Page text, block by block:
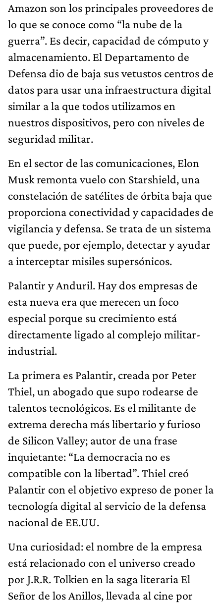
Amazon son los principales proveedores de
lo que se conoce como “la nube de la
guerra”. Es decir, capacidad de cómputo y
almacenamiento. El Departamento de
Defensa dio de baja sus vetustos centros de
datos para usar una infraestructura digital
similar a la que todos utilizamos en
nuestros dispositivos, pero con niveles de
seguridad militar.
En el sector de las comunicaciones, Elon
Musk remonta vuelo con Starshield, una
constelación de satélites de órbita baja que
proporciona conectividad y capacidades de
vigilancia y defensa. Se trata de un sistema
que puede, por ejemplo, detectar y ayudar
a interceptar misiles supersónicos.
Palantir y Anduril. Hay dos empresas de
esta nueva era que merecen un foco
especial porque su crecimiento está
directamente ligado al complejo militar-
industrial.
La primera es Palantir, creada por Peter
Thiel, un abogado que supo rodearse de
talentos tecnológicos. Es el militante de
extrema derecha más libertario y furioso
de Silicon Valley; autor de una frase
inquietante: “La democracia no es
compatible con la libertad”. Thiel creó
Palantir con el objetivo expreso de poner la
tecnología digital al servicio de la defensa
nacional de EE.UU.
Una curiosidad: el nombre de la empresa
está relacionado con el universo creado
por J.R.R. Tolkien en la saga literaria El
Señor de los Anillos, llevada al cine por